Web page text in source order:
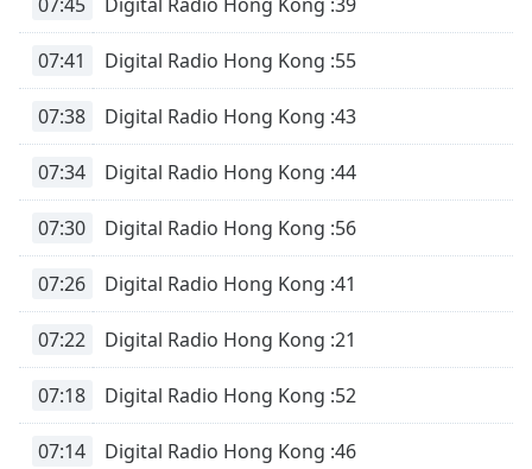
07:41 Digital Radio Hong Kong :55
07:38 Digital Radio Hong Kong :43
07:34 Digital Radio Hong Kong :44
07:30 Digital Radio Hong Kong :56
07:26 Digital Radio Hong Kong :41
07:22 Digital Radio Hong Kong :21
07:18 Digital Radio Hong Kong :52
07:14 Digital Radio Hong Kong :46